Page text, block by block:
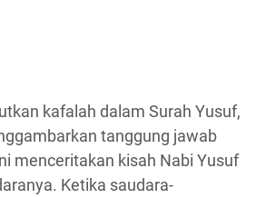
kafalah dalam Surah Yusuf,
tanggung jawab
menceritakan kisah Nabi Yusuf
Ketika saudara-